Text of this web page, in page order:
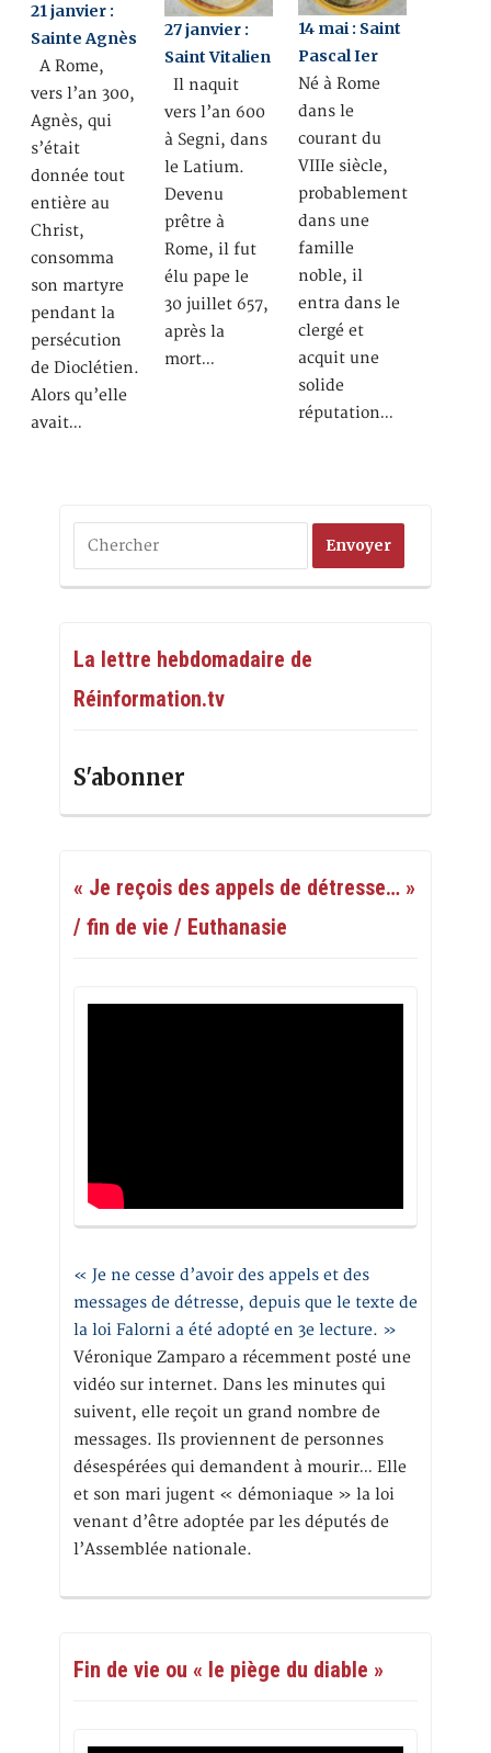
21 janvier :
Sainte Agnès
A Rome,
vers l’an 300,
Agnès, qui
s’était
donnée tout
entière au
Christ,
consomma
son martyre
pendant la
persécution
de Dioclétien.
Alors qu’elle
avait…
27 janvier :
Saint Vitalien
Il naquit
vers l’an 600
à Segni, dans
le Latium.
Devenu
prêtre à
Rome, il fut
élu pape le
30 juillet 657,
après la
mort…
14 mai : Saint
Pascal Ier
Né à Rome
dans le
courant du
VIIIe siècle,
probablement
dans une
famille
noble, il
entra dans le
clergé et
acquit une
solide
réputation…
La lettre hebdomadaire de
Réinformation.tv
S'abonner
« Je reçois des appels de détresse… »
/ fin de vie / Euthanasie
« Je ne cesse d’avoir des appels et des
messages de détresse, depuis que le texte de
la loi Falorni a été adopté en 3e lecture. »
Véronique Zamparo a récemment posté une
vidéo sur internet. Dans les minutes qui
suivent, elle reçoit un grand nombre de
messages. Ils proviennent de personnes
désespérées qui demandent à mourir… Elle
et son mari jugent « démoniaque » la loi
venant d’être adoptée par les députés de
l’Assemblée nationale.
Fin de vie ou « le piège du diable »